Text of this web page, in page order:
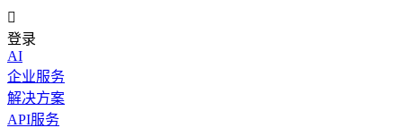

登录
AI
企业服务
解决方案
API服务